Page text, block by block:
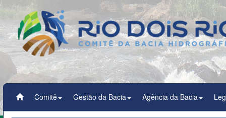
Comitê Gestão da Bacia Agência da Bacia